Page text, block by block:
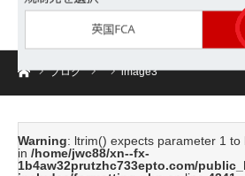
ホームブログ image3
Warning: ltrim() expects parameter 1
in /home/jwc88/xn--fx-
1b4aw32prutzhc733epto.com/